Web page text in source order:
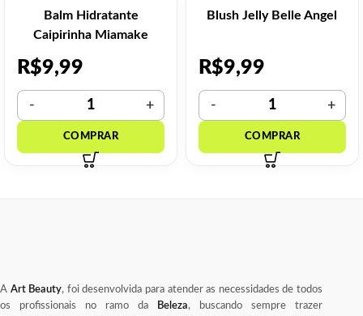
Balm Hidratante
Caipirinha Miamake
R$9,99
Blush Jelly Belle Angel
R$9,99
A Art Beauty, foi desenvolvida para atender as necessidades de todos
os profissionais no ramo da
Beleza, buscando sempre trazer